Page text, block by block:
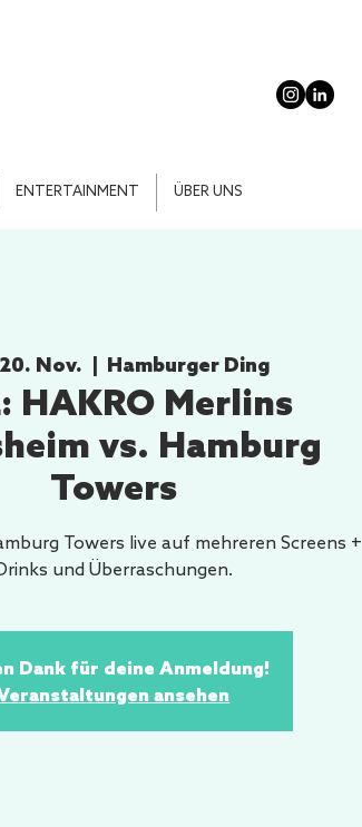
ENTERTAINMENT ÜBER UNS
Nov. Hamburger Ding
HAKRO Merlins
vs. Hamburg
Towers
Towers live auf mehreren Screens +
und Überraschungen.
Dank für deine Anmeldung!
ansehen